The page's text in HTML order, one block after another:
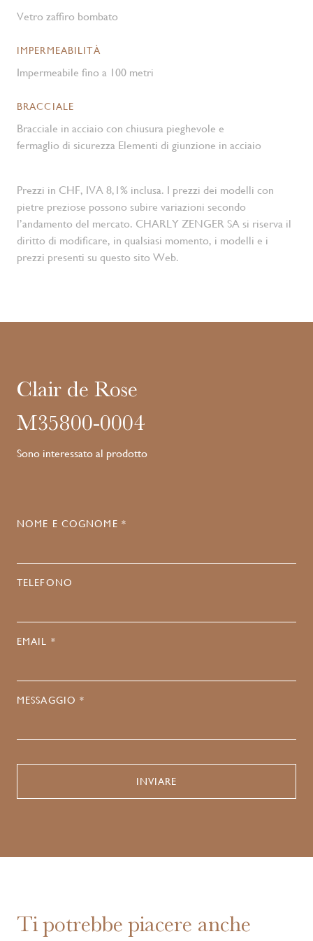
Vetro zaffiro bombato
IMPERMEABILITÀ
Impermeabile fino a 100 metri
BRACCIALE
Bracciale in acciaio con chiusura pieghevole e
fermaglio di sicurezza Elementi di giunzione in acciaio
Prezzi in CHF, IVA 8,1% inclusa. I prezzi dei modelli con
pietre preziose possono subire variazioni secondo
l’andamento del mercato. CHARLY ZENGER SA si riserva il
diritto di modificare, in qualsiasi momento, i modelli e i
prezzi presenti su questo sito Web.
Clair de Rose
M35800-0004
Sono interessato al prodotto
NOME E COGNOME *
TELEFONO
EMAIL *
MESSAGGIO *
Ti potrebbe piacere anche